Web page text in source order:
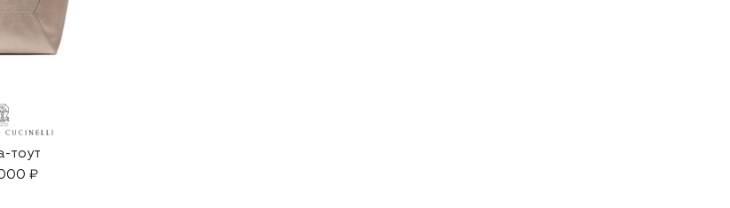
тоут
₽